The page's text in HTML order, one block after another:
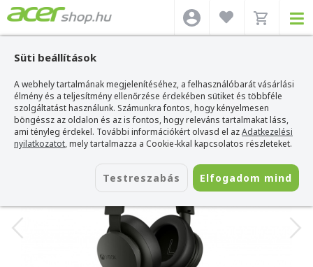
Süti beállítások
A webhely tartalmának megjelenítéséhez, a felhasználóbarát vásárlási
élmény és a teljesítmény ellenőrzése érdekében sütiket és többféle
szolgáltatást használunk. Számunkra fontos, hogy kényelmesen
böngéssz az oldalon és az is fontos, hogy releváns tartalmakat láss,
ami tényleg érdekel. További információkért olvasd el azAdatkezelési
nyilatkozatot, mely tartalmazza a Cookie-kkal kapcsolatos részleteket.
Testreszabás Elfogadom mind
Acer webshop>Kiegészítők>Headset>Microsoft Headset>Microsoft Xbox
Gamer Headset
Microsoft Xbox Gamer Headset
Azonosító:8LI-00002